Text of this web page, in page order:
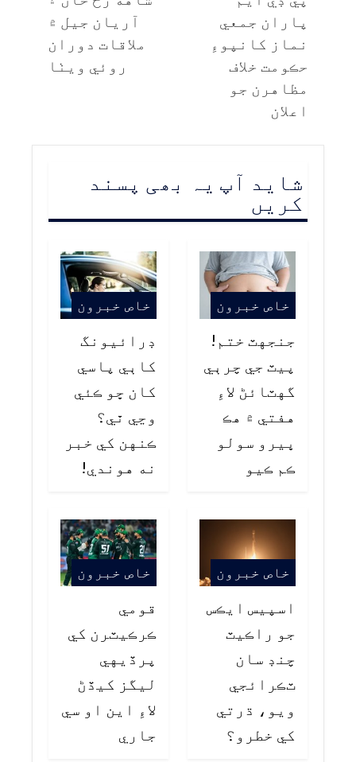
پاران جمعي
نماز کانپوءِ
حڪومت خلاف
مظاهرن جو
اعلان
آريان جيل ۾
ملاقات دوران
روئي ويٺا
شاید آپ یہ بھی پسند
کریں
خاص خبرون
جنجهٽ ختم!
پيٽ جي چرٻي
گهٽائڻ لاءِ
هفتي ۾ هڪ
ڀيرو سولو
ڪم ڪيو
خاص خبرون
ڊرائيونگ
کاٻي پاسي
کان ڇو ڪئي
وڃي ٿي؟
ڪنهن کي خبر
نه هوندي!
خاص خبرون
اسپيس ايڪس
جو راڪيٽ
چنڊ سان
ٽڪرائجي
ويو، ڌرتي
کي خطرو؟
خاص خبرون
قومي
ڪرڪيٽرن کي
پرڏيهي
ليگز کيڏڻ
لاءِ اين او سي
جاري